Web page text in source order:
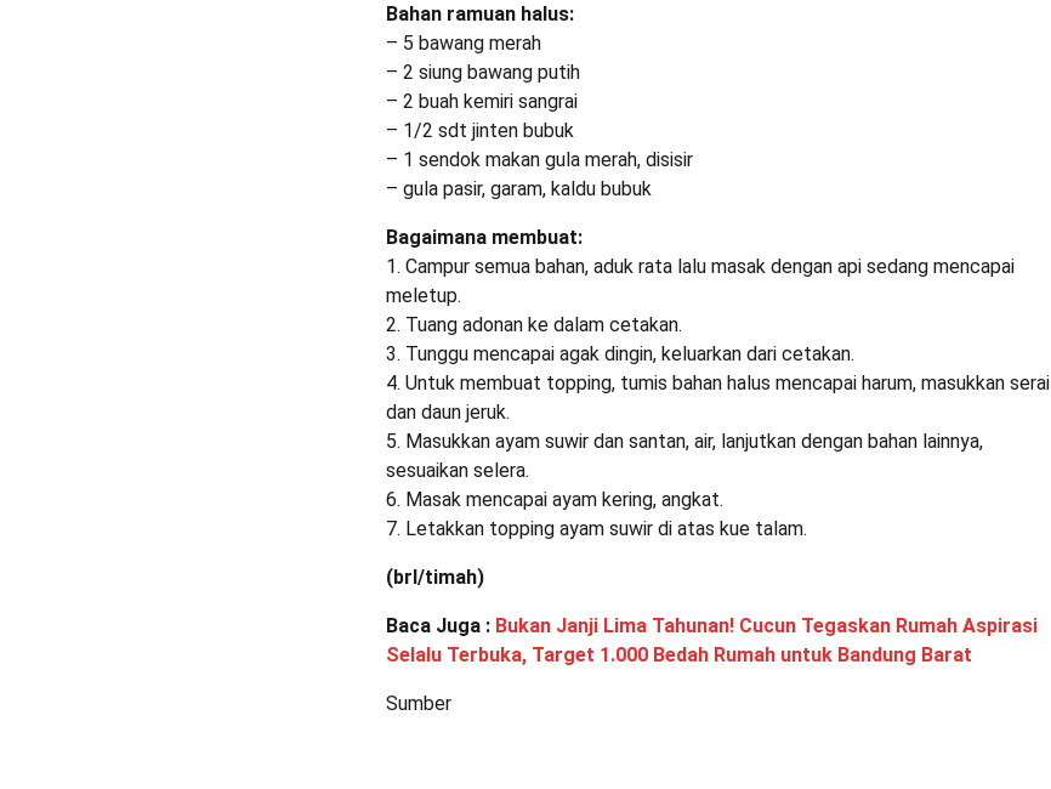
Bahan ramuan halus:
– 5 bawang merah
– 2 siung bawang putih
– 2 buah kemiri sangrai
– 1/2 sdt jinten bubuk
– 1 sendok makan gula merah, disisir
– gula pasir, garam, kaldu bubuk
Bagaimana membuat:
1. Campur semua bahan, aduk rata lalu masak dengan api sedang mencapai
meletup.
2. Tuang adonan ke dalam cetakan.
3. Tunggu mencapai agak dingin, keluarkan dari cetakan.
4. Untuk membuat topping, tumis bahan halus mencapai harum, masukkan serai
dan daun jeruk.
5. Masukkan ayam suwir dan santan, air, lanjutkan dengan bahan lainnya,
sesuaikan selera.
6. Masak mencapai ayam kering, angkat.
7. Letakkan topping ayam suwir di atas kue talam.
(brl/timah)
Baca Juga : Bukan Janji Lima Tahunan! Cucun Tegaskan Rumah Aspirasi
Selalu Terbuka, Target 1.000 Bedah Rumah untuk Bandung Barat
Sumber